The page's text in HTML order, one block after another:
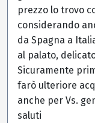
prezzo lo trovo
considerando
da Spagna a
al palato,
Sicuramente
farò ulteriore
anche per Vs.
saluti